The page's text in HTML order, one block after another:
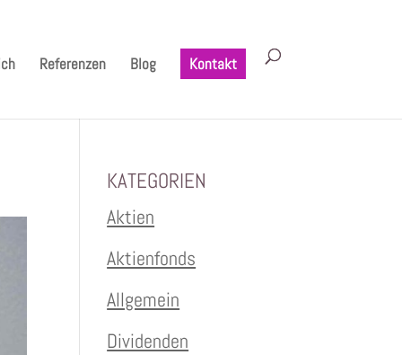
Referenzen Blog Kontakt
KATEGORIEN
Aktien
Aktienfonds
Allgemein
Dividenden